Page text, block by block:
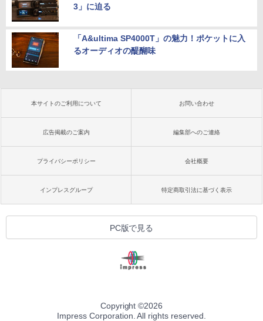
3」に迫る
「A&ultima SP4000T」の魅力！ポケットに入
るオーディオの醍醐味
本サイトのご利用について お問い合わせ
広告掲載のご案内 編集部へのご連絡
プライバシーポリシー 会社概要
インプレスグループ 特定商取引法に基づく表示
PC版で見る
Copyright ©2026
Impress Corporation. All rights reserved.